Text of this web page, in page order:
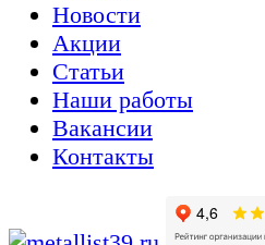
Новости
Акции
Статьи
Наши работы
Вакансии
Контакты